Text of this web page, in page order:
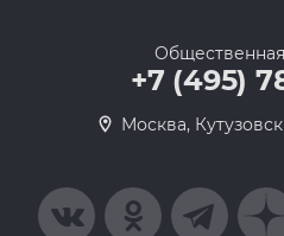
+7 (495)
Москва,